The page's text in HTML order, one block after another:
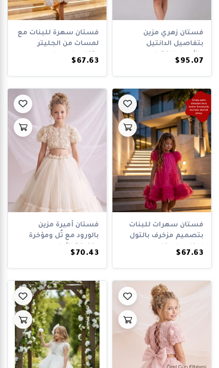
فستان زهري مزين
بتفاصيل الدانتيل
$95.07
فستان سهرة للبنات مع
لمسات من الجليتر
$67.63
فستان سهرات للبنات
بتصميم مزخرف بالتول
$67.63
فستان أميرة مزين
بالورود مع تُل ومؤخرة
$70.43